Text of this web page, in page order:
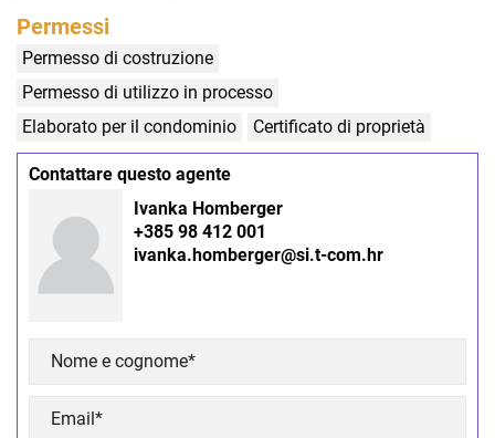
Permessi
Permesso di costruzione
Permesso di utilizzo in processo
Elaborato per il condominio
Certificato di proprietà
Contattare questo agente
Ivanka Homberger
+385 98 412 001
ivanka.homberger@si.t-com.hr